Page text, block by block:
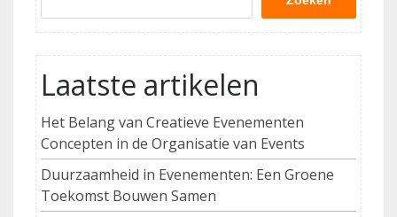
Laatste artikelen
Het Belang van Creatieve Evenementen
Concepten in de Organisatie van Events
Duurzaamheid in Evenementen: Een Groene
Toekomst Bouwen Samen